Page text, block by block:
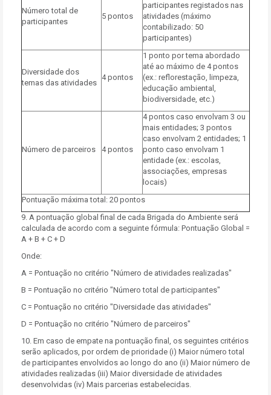
Número total de
participantes
5 pontos
participantes registados nas
atividades (máximo
contabilizado: 50
participantes)
Diversidade dos
temas das atividades
4 pontos
1 ponto por tema abordado
até ao máximo de 4 pontos
(ex.: reflorestação, limpeza,
educação ambiental,
biodiversidade, etc.)
Número de parceiros 4 pontos
4 pontos caso envolvam 3 ou
mais entidades; 3 pontos
caso envolvam 2 entidades; 1
ponto caso envolvam 1
entidade (ex.: escolas,
associações, empresas
locais)
Pontuação máxima total: 20 pontos
9. A pontuação global final de cada Brigada do Ambiente será
calculada de acordo com a seguinte fórmula: Pontuação Global =
A + B + C + D
Onde:
A = Pontuação no critério "Número de atividades realizadas"
B = Pontuação no critério "Número total de participantes"
C = Pontuação no critério "Diversidade das atividades"
D = Pontuação no critério "Número de parceiros"
10. Em caso de empate na pontuação final, os seguintes critérios
serão aplicados, por ordem de prioridade (i) Maior número total
de participantes envolvidos ao longo do ano (ii) Maior número de
atividades realizadas (iii) Maior diversidade de atividades
desenvolvidas (iv) Mais parcerias estabelecidas.